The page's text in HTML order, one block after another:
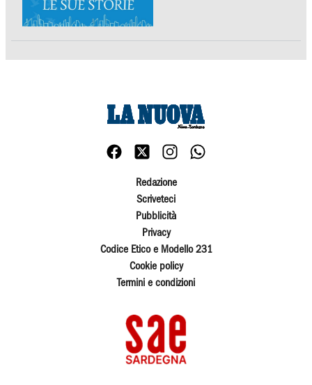
Redazione
Scriveteci
Pubblicità
Privacy
Codice Etico e Modello 231
Cookie policy
Termini e condizioni